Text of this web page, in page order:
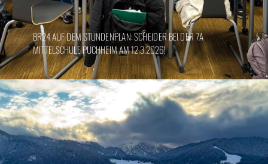
BR24 AUF DEM STUNDENPLAN: SCHEIDER BEI DER 7A
MITTELSCHULE PUCHHEIM AM 12.3.2026!